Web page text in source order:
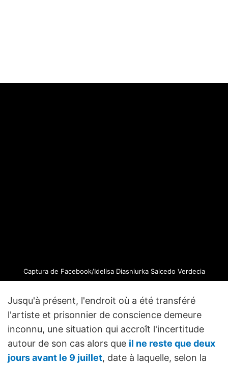
Captura de Facebook/Idelisa Diasniurka Salcedo Verdecia
Jusqu'à présent, l'endroit où a été transféré
l'artiste et prisonnier de conscience demeure
inconnu, une situation qui accroît l'incertitude
autour de son cas alors que il ne reste que deux
jours avant le 9 juillet, date à laquelle, selon la